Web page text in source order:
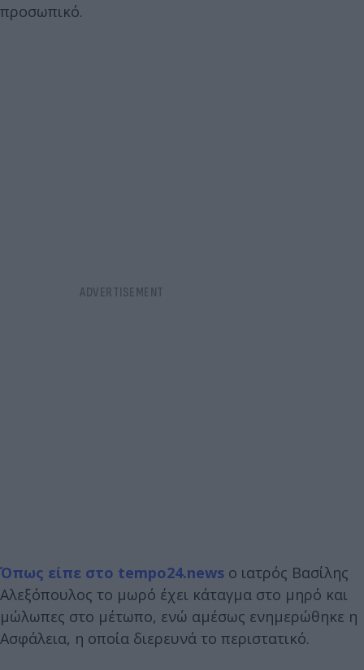
προσωπικό.
Όπως είπε στο tempo24.news ο ιατρός Βασίλης
Αλεξόπουλος το μωρό έχει κάταγμα στο μηρό και
μώλωπες στο μέτωπο, ενώ αμέσως ενημερώθηκε η
Ασφάλεια, η οποία διερευνά το περιστατικό.